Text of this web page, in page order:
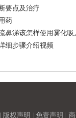
要点及治疗
药
鼻涕该怎样使用雾化吸
细步骤介绍视频
版权声明 免责声明